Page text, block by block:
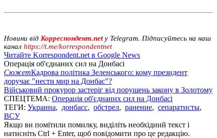
Новини від Корреспондент.netу Telegram. Підписуйтесь на наш
канал https://t.me/korrespondentnet
Читайте Korrespondent.net в Google News
Операція об'єднаних сил на Донбасі
СюжетКадрова політика Зеленського: кому президент
доручає "нести мир на Донбас"?
Військовий прокурор застеріг від порушень закону в Золотому
СПЕЦТЕМА: Операція об'єднаних сил на Донбасі
ТЕГИ: Украина, донбасс, обстрел, ранение, сепаратисты,
ВСУ
Якщо ви помітили помилку, виділіть необхідний текст і
натисніть Ctrl + Enter, щоб повідомити про це редакцію.